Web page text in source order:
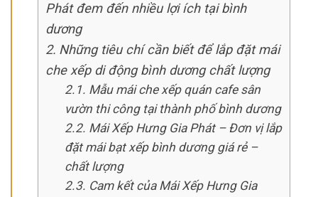
Phát đem đến nhiều lợi ích tại bình
dương
Những tiêu chí cần biết để lắp đặt mái
che xếp di động bình dương chất lượng
Mẫu mái che xếp quán cafe sân
vườn thi công tại thành phố bình dương
Mái Xếp Hưng Gia Phát – Đơn vị lắp
đặt mái bạt xếp bình dương giá rẻ –
chất lượng
Cam kết của Mái Xếp Hưng Gia